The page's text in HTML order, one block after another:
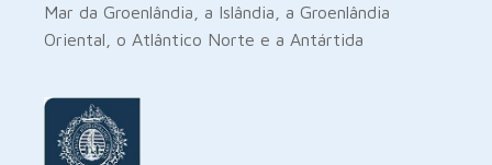
Mar da Groenlândia, a Islândia, a Groenlândia
Oriental, o Atlântico Norte e a Antártida